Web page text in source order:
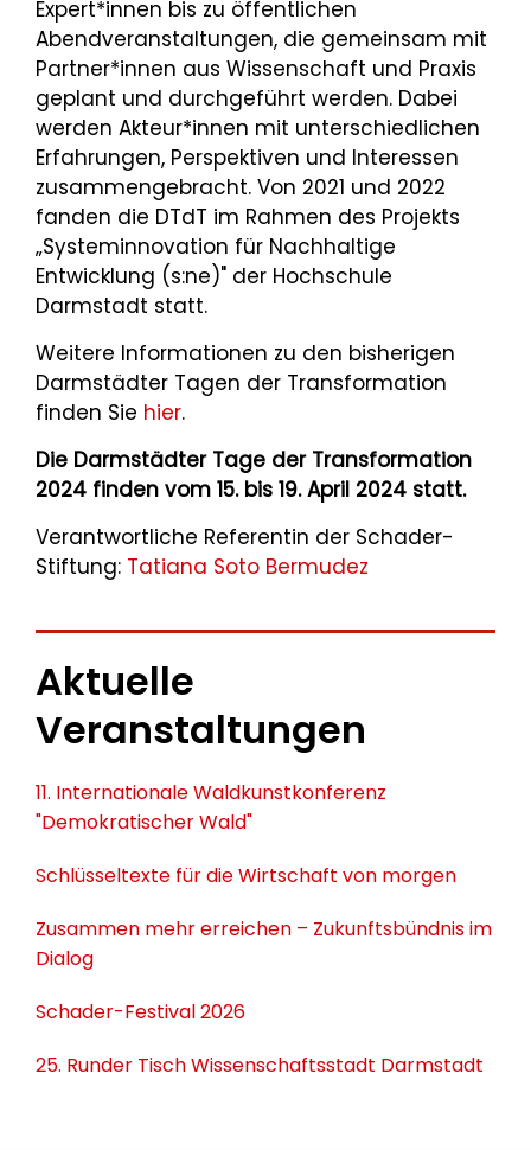
Expert*innen bis zu öffentlichen
Abendveranstaltungen, die gemeinsam mit
Partner*innen aus Wissenschaft und Praxis
geplant und durchgeführt werden. Dabei
werden Akteur*innen mit unterschiedlichen
Erfahrungen, Perspektiven und Interessen
zusammengebracht. Von 2021 und 2022
fanden die DTdT im Rahmen des Projekts
„Systeminnovation für Nachhaltige
Entwicklung (s:ne)" der Hochschule
Darmstadt statt.
Weitere Informationen zu den bisherigen
Darmstädter Tagen der Transformation
finden Sie hier.
Die Darmstädter Tage der Transformation
2024 finden vom 15. bis 19. April 2024 statt.
Verantwortliche Referentin der Schader-
Stiftung: Tatiana Soto Bermudez
Aktuelle
Veranstaltungen
11. Internationale Waldkunstkonferenz
"Demokratischer Wald"
Schlüsseltexte für die Wirtschaft von morgen
Zusammen mehr erreichen – Zukunftsbündnis im
Dialog
Schader-Festival 2026
25. Runder Tisch Wissenschaftsstadt Darmstadt